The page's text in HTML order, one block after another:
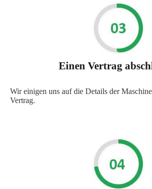
Einen Vertrag
Wir einigen uns auf die Details der
Vertrag.